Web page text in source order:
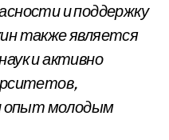
и поддержку
также является
и активно
опыт молодым